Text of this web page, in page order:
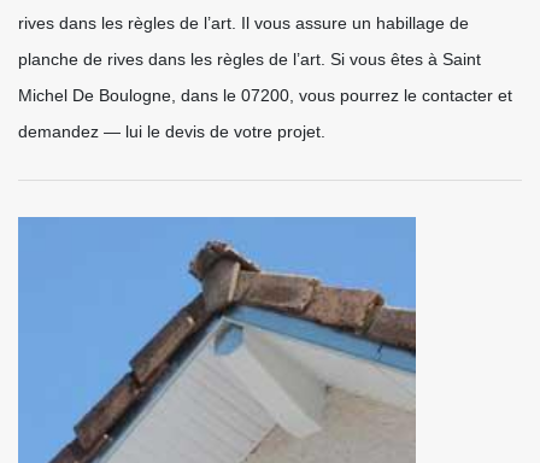
rives dans les règles de l’art. Il vous assure un habillage de
planche de rives dans les règles de l’art. Si vous êtes à Saint
Michel De Boulogne, dans le 07200, vous pourrez le contacter et
demandez — lui le devis de votre projet.